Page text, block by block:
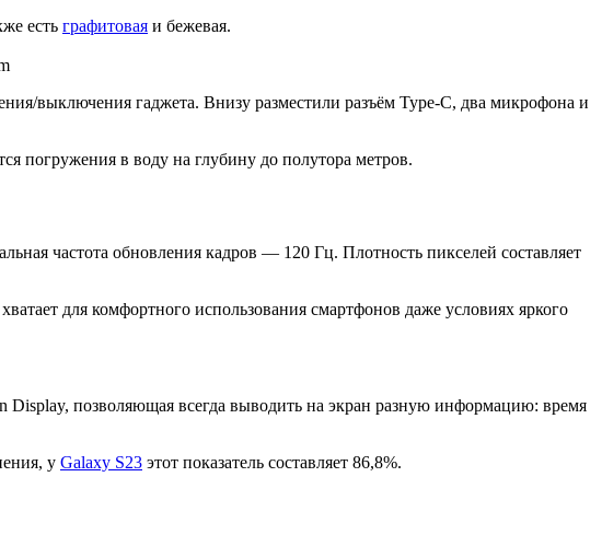
есть графитовая и бежевая.
выключения гаджета. Внизу разместили разъём Type-С, два микрофона и
погружения в воду на глубину до полутора метров.
частота обновления кадров — 120 Гц. Плотность пикселей составляет
для комфортного использования смартфонов даже условиях яркого
Display, позволяющая всегда выводить на экран разную информацию: время
у Galaxy S23 этот показатель составляет 86,8%.